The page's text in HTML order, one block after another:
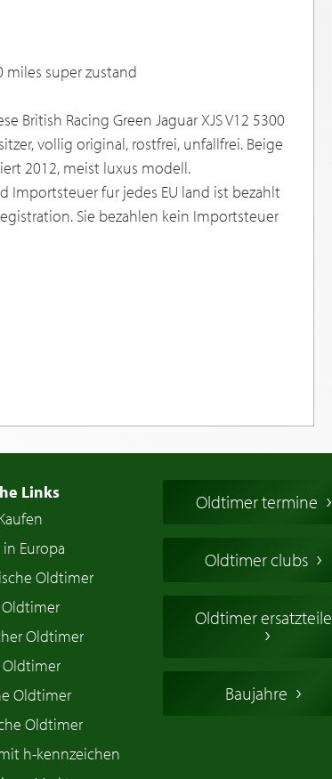
miles super zustand
British Racing Green Jaguar XJS V12 5300
vollig original, rostfrei, unfallfrei. Beige
2012, meist luxus modell.
fur jedes EU land ist bezahlt
Sie bezahlen kein Importsteuer
Links
Europa
Oldtimer
Oldtimer
Oldtimer
Oldtimer
h-kennzeichen
Oldtimer termine
Oldtimer clubs
Oldtimer ersatzteile
Baujahre